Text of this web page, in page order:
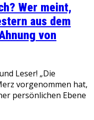
Wer meint,
aus dem
von
Leser! „Die
vorgenommen hat,
persönlichen Ebene